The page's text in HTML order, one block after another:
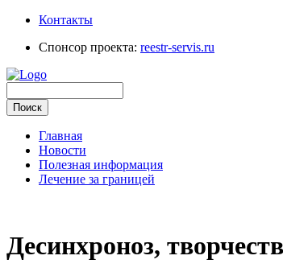
Контакты
Спонсор проекта: reestr-servis.ru
Главная
Новости
Полезная информация
Лечение за границей
Десинхроноз,